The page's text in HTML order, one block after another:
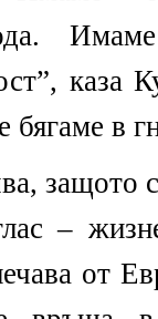
каза
бягаме в
–
от